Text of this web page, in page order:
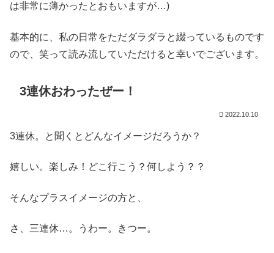
は非常に薄かったとおもいますが…)
基本的に、私の日常をただダラダラと綴っているものです
ので、笑って読み流していただけると幸いでございます。
3連休おわったぜー！
2022.10.10
3連休。と聞くとどんなイメージだろうか？
嬉しい。楽しみ！どこ行こう？何しよう？？
そんなプラスイメージの方と、
さ、三連休…。うわー。きつー。